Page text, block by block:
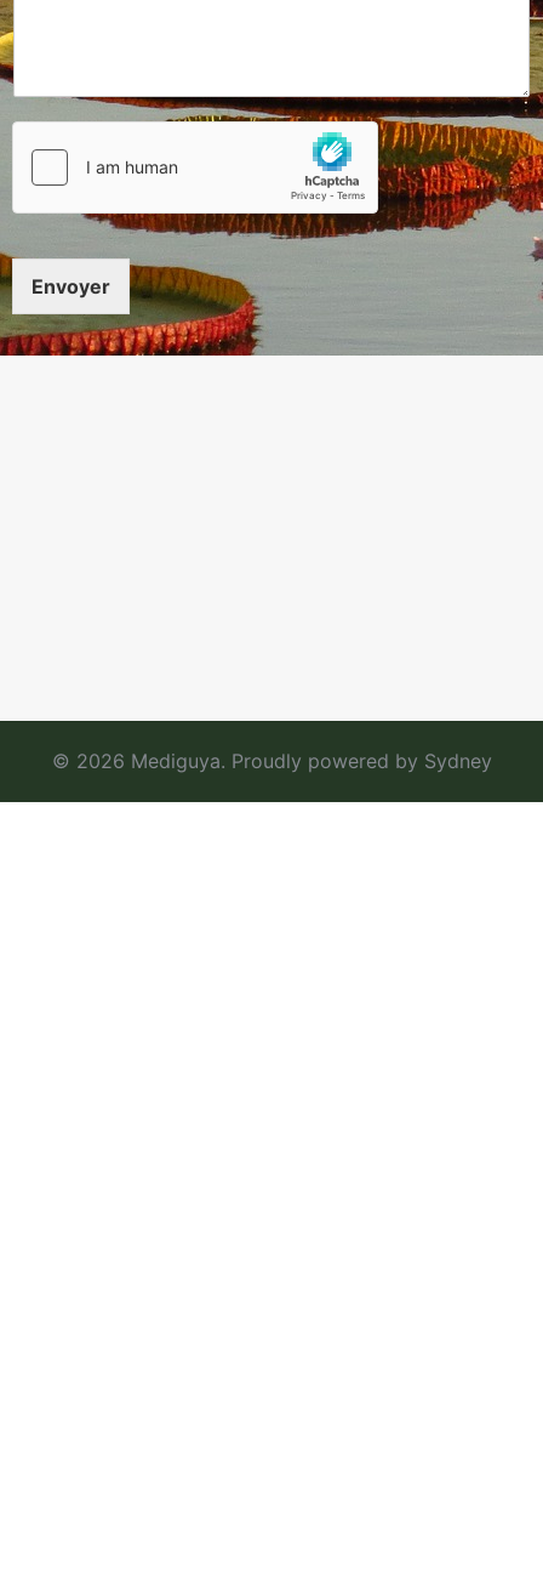
Envoyer
© 2026 Mediguya. Proudly powered by Sydney